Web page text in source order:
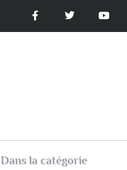
Dans la catégorie